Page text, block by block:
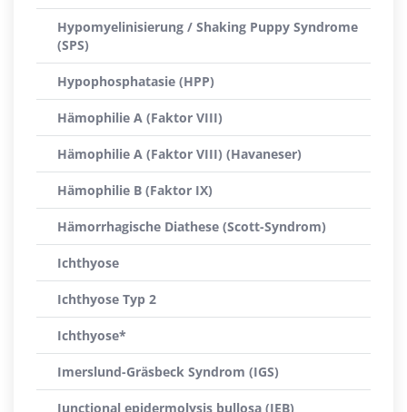
Hypomyelinisierung / Shaking Puppy Syndrome
(SPS)
Hypophosphatasie (HPP)
Hämophilie A (Faktor VIII)
Hämophilie A (Faktor VIII) (Havaneser)
Hämophilie B (Faktor IX)
Hämorrhagische Diathese (Scott-Syndrom)
Ichthyose
Ichthyose Typ 2
Ichthyose*
Imerslund-Gräsbeck Syndrom (IGS)
Junctional epidermolysis bullosa (JEB)